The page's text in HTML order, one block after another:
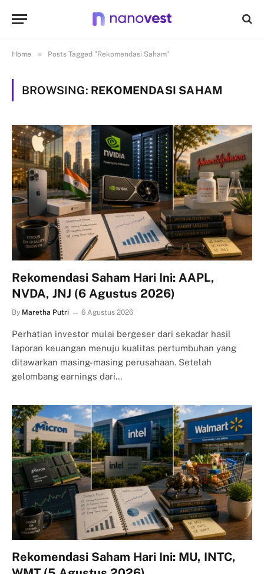
Home » Posts Tagged "Rekomendasi Saham"
BROWSING: REKOMENDASI SAHAM
Rekomendasi Saham Hari Ini: AAPL,
NVDA, JNJ (6 Agustus 2026)
By Maretha Putri 6 Agustus 2026
Perhatian investor mulai bergeser dari sekadar hasil
laporan keuangan menuju kualitas pertumbuhan yang
ditawarkan masing-masing perusahaan. Setelah
gelombang earnings dari…
Rekomendasi Saham Hari Ini: MU, INTC,